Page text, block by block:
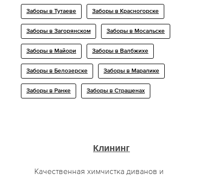
Заборы в Тутаеве Заборы в Красногорске
Заборы в Загорянском Заборы в Мосальске
Заборы в Майори Заборы в Валбжихе
Заборы в Белозерске Заборы в Маралике
Заборы в Ранке Заборы в Страшенах
Клининг
Качественная химчистка диванов и